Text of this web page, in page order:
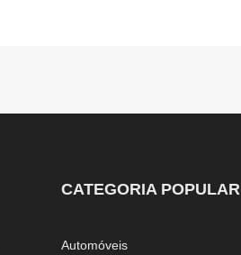
CATEGORIA POPULAR
Automóveis